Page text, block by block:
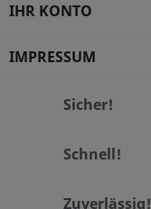
IHR KONTO
IMPRESSUM
Sicher!
Schnell!
Zuverlässig!